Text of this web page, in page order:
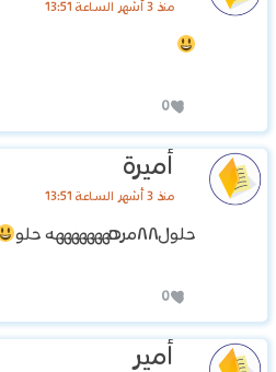
منذ 3 أشهر الساعة 13:51
0
أميرة
منذ 3 أشهر الساعة 13:51
حلول٨٨مرههههههههه حلو
0
أمير